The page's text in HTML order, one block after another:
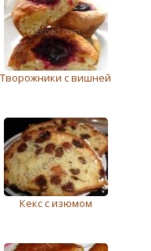
Творожники с вишней
Кекс с изюмом